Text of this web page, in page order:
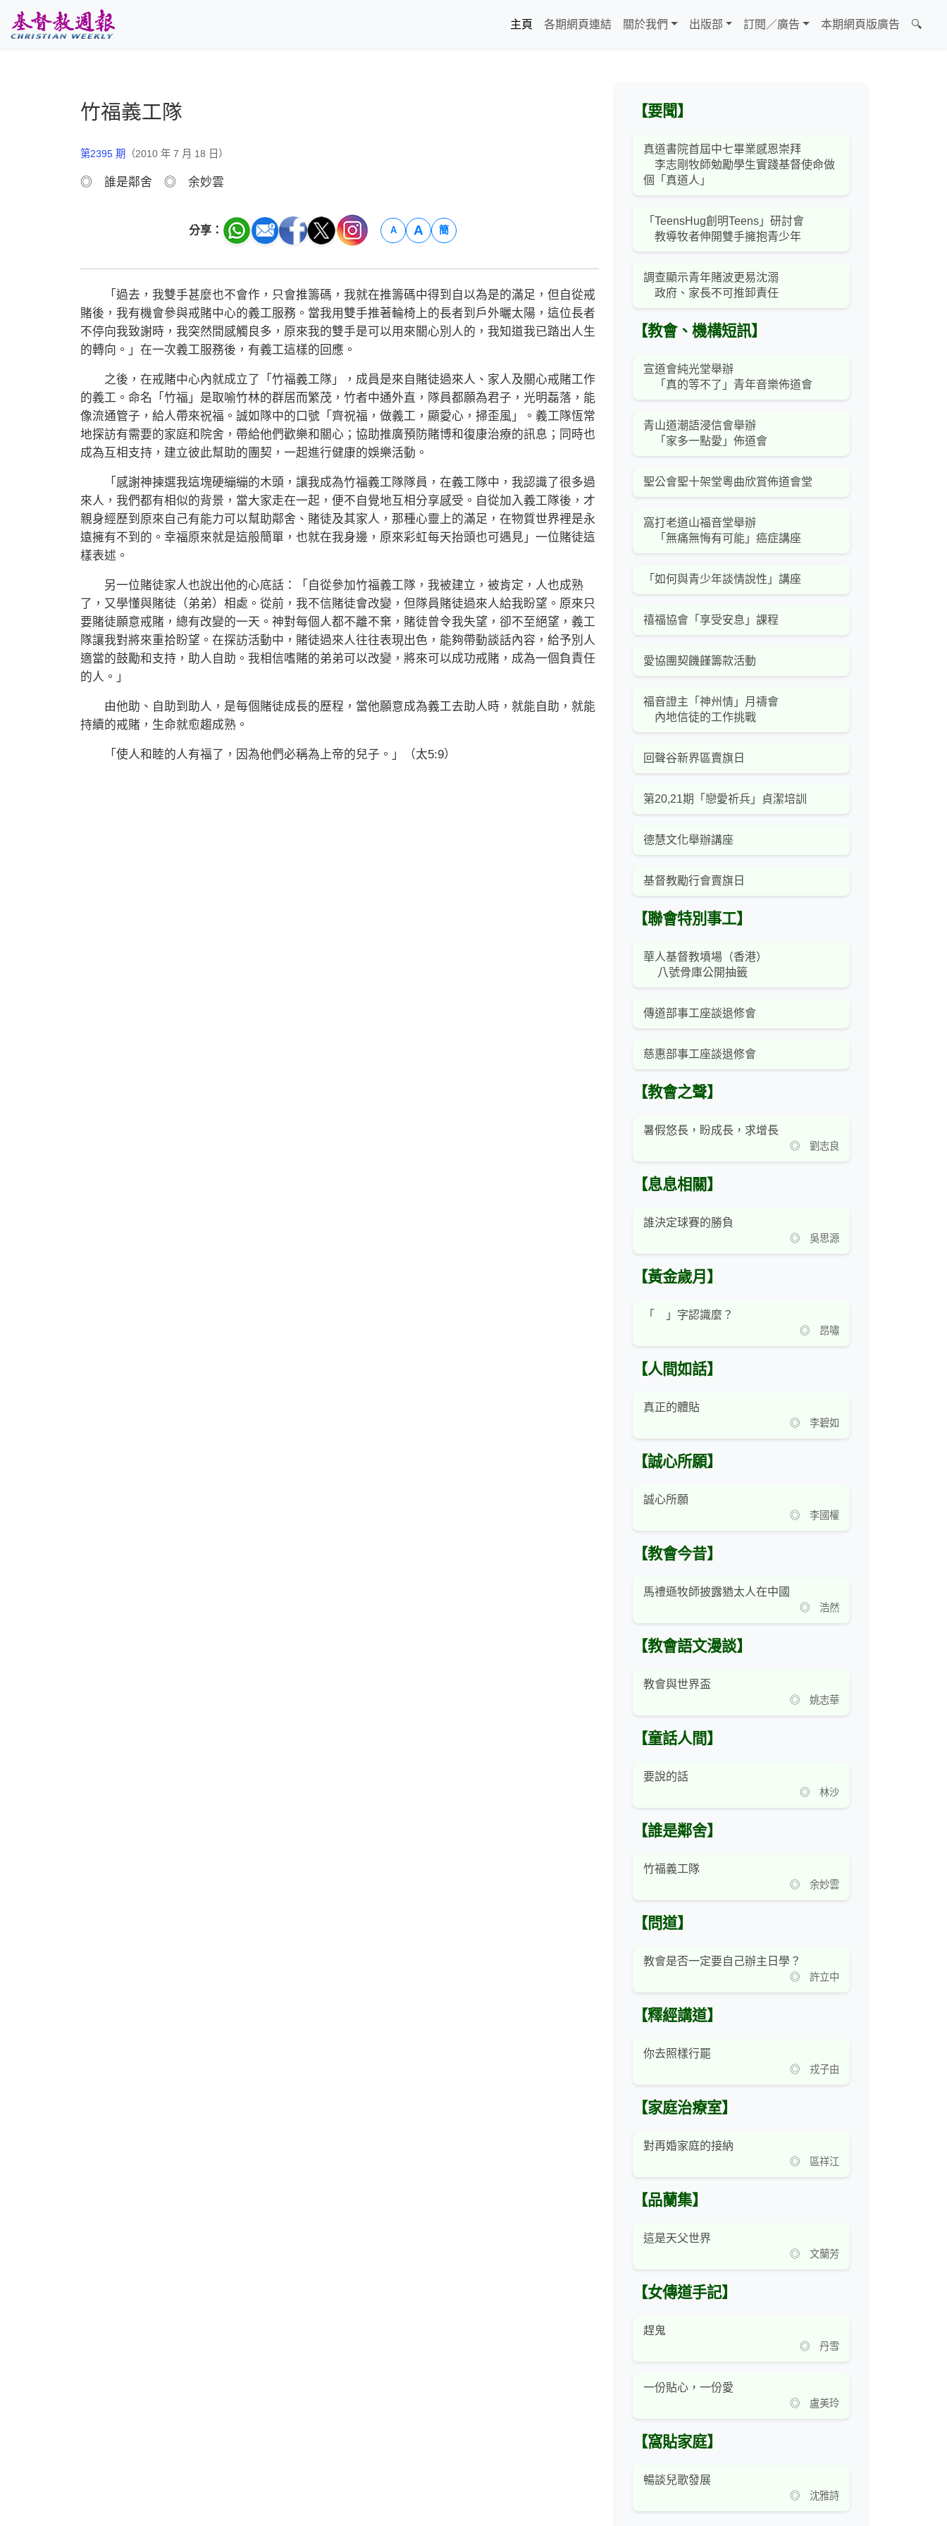
主頁
各期網頁連結 關於我們 出版部 訂閱／廣告 本期網頁版廣告 🔍
竹福義工隊
第2395 期 （2010 年 7 月 18 日）
◎ 誰是鄰舍 ◎ 余妙雲
分享： A A 簡
「過去，我雙手甚麼也不會作，只會推籌碼，我就在推籌碼中得到自以為是的滿足，但自從戒
賭後，我有機會參與戒賭中心的義工服務。當我用雙手推著輪椅上的長者到戶外曬太陽，這位長者
不停向我致謝時，我突然間感觸良多，原來我的雙手是可以用來關心別人的，我知道我已踏出人生
的轉向。」在一次義工服務後，有義工這樣的回應。
之後，在戒賭中心內就成立了「竹福義工隊」，成員是來自賭徒過來人、家人及關心戒賭工作
的義工。命名「竹福」是取喻竹林的群居而繁茂，竹者中通外直，隊員都願為君子，光明磊落，能
像流通管子，給人帶來祝福。誠如隊中的口號「齊祝福，做義工，顯愛心，掃歪風」。義工隊恆常
地探訪有需要的家庭和院舍，帶給他們歡樂和關心；協助推廣預防賭博和復康治療的訊息；同時也
成為互相支持，建立彼此幫助的團契，一起進行健康的娛樂活動。
「感謝神揀選我這塊硬繃繃的木頭，讓我成為竹福義工隊隊員，在義工隊中，我認識了很多過
來人，我們都有相似的背景，當大家走在一起，便不自覺地互相分享感受。自從加入義工隊後，才
親身經歷到原來自己有能力可以幫助鄰舍、賭徒及其家人，那種心靈上的滿足，在物質世界裡是永
遠擁有不到的。幸福原來就是這般簡單，也就在我身邊，原來彩虹每天抬頭也可遇見」一位賭徒這
樣表述。
另一位賭徒家人也說出他的心底話：「自從參加竹福義工隊，我被建立，被肯定，人也成熟
了，又學懂與賭徒（弟弟）相處。從前，我不信賭徒會改變，但隊員賭徒過來人給我盼望。原來只
要賭徒願意戒賭，總有改變的一天。神對每個人都不離不棄，賭徒曾令我失望，卻不至絕望，義工
隊讓我對將來重拾盼望。在探訪活動中，賭徒過來人往往表現出色，能夠帶動談話內容，給予別人
適當的鼓勵和支持，助人自助。我相信嗜賭的弟弟可以改變，將來可以成功戒賭，成為一個負責任
的人。」
由他助、自助到助人，是每個賭徒成長的歷程，當他願意成為義工去助人時，就能自助，就能
持續的戒賭，生命就愈趨成熟。
「使人和睦的人有福了，因為他們必稱為上帝的兒子。」（太5:9）
【要聞】
真道書院首屆中七畢業感恩崇拜
李志剛牧師勉勵學生實踐基督使命做
個「真道人」
「TeensHug創明Teens」研討會
教導牧者伸開雙手擁抱青少年
調查顯示青年賭波更易沈溺
政府、家長不可推卸責任
【教會、機構短訊】
宣道會純光堂舉辦
「真的等不了」青年音樂佈道會
青山道潮語浸信會舉辦
「家多一點愛」佈道會
聖公會聖十架堂粵曲欣賞佈道會堂
窩打老道山福音堂舉辦
「無痛無悔有可能」癌症講座
「如何與青少年談情說性」講座
禧福協會「享受安息」課程
愛協團契饑饉籌款活動
福音證主「神州情」月禱會
內地信徒的工作挑戰
回聲谷新界區賣旗日
第20,21期「戀愛祈兵」貞潔培訓
德慧文化舉辦講座
基督教勵行會賣旗日
【聯會特別事工】
華人基督教墳場（香港）
八號骨庫公開抽籤
傳道部事工座談退修會
慈惠部事工座談退修會
【教會之聲】
暑假悠長，盼成長，求增長
◎ 劉志良
【息息相關】
誰決定球賽的勝負
◎ 吳思源
【黃金歲月】
「 」字認識麼？
◎ 昂嘯
【人間如話】
真正的體貼
◎ 李碧如
【誠心所願】
誠心所願
◎ 李國權
【教會今昔】
馬禮遜牧師披露猶太人在中國
◎ 浩然
【教會語文漫談】
教會與世界盃
◎ 姚志華
【童話人間】
要說的話
◎ 林沙
【誰是鄰舍】
竹福義工隊
◎ 余妙雲
【問道】
教會是否一定要自己辦主日學？
◎ 許立中
【釋經講道】
你去照樣行罷
◎ 戎子由
【家庭治療室】
對再婚家庭的接納
◎ 區祥江
【品蘭集】
這是天父世界
◎ 文蘭芳
【女傳道手記】
趕鬼
◎ 丹雪
一份貼心，一份愛
◎ 盧美玲
【窩貼家庭】
暢談兒歌發展
◎ 沈雅詩